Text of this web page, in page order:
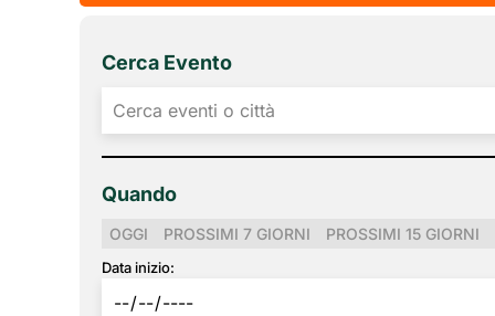
Cerca Evento
Quando
OGGI PROSSIMI 7 GIORNI PROSSIMI 15 GIORNI
Data inizio: